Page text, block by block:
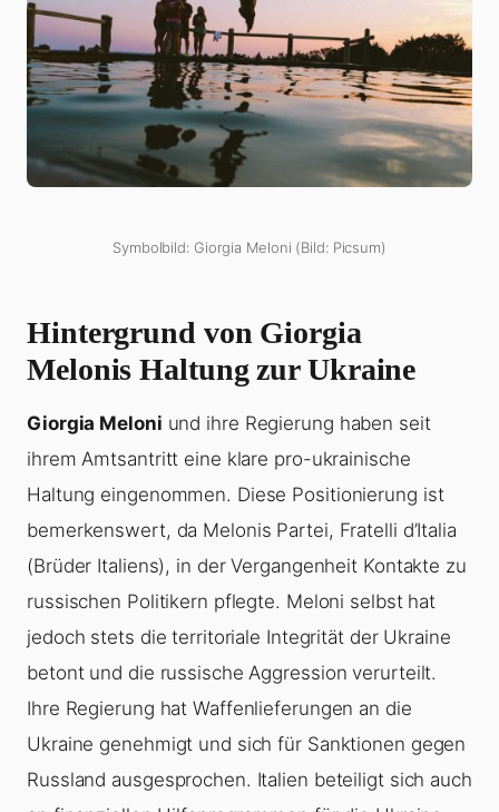
Symbolbild: Giorgia Meloni (Bild: Picsum)
Hintergrund von Giorgia
Melonis Haltung zur Ukraine
Giorgia Meloni und ihre Regierung haben seit
ihrem Amtsantritt eine klare pro-ukrainische
Haltung eingenommen. Diese Positionierung ist
bemerkenswert, da Melonis Partei, Fratelli d’Italia
(Brüder Italiens), in der Vergangenheit Kontakte zu
russischen Politikern pflegte. Meloni selbst hat
jedoch stets die territoriale Integrität der Ukraine
betont und die russische Aggression verurteilt.
Ihre Regierung hat Waffenlieferungen an die
Ukraine genehmigt und sich für Sanktionen gegen
Russland ausgesprochen. Italien beteiligt sich auch